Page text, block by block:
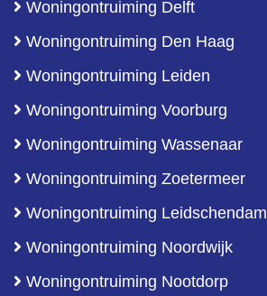
Woningontruiming Delft
Woningontruiming Den Haag
Woningontruiming Leiden
Woningontruiming Voorburg
Woningontruiming Wassenaar
Woningontruiming Zoetermeer
Woningontruiming Leidschendam
Woningontruiming Noordwijk
Woningontruiming Nootdorp